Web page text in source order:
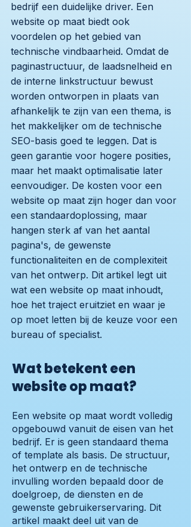
bedrijf een duidelijke driver. Een
website op maat biedt ook
voordelen op het gebied van
technische vindbaarheid. Omdat de
paginastructuur, de laadsnelheid en
de interne linkstructuur bewust
worden ontworpen in plaats van
afhankelijk te zijn van een thema, is
het makkelijker om de technische
SEO-basis goed te leggen. Dat is
geen garantie voor hogere posities,
maar het maakt optimalisatie later
eenvoudiger. De kosten voor een
website op maat zijn hoger dan voor
een standaardoplossing, maar
hangen sterk af van het aantal
pagina's, de gewenste
functionaliteiten en de complexiteit
van het ontwerp. Dit artikel legt uit
wat een website op maat inhoudt,
hoe het traject eruitziet en waar je
op moet letten bij de keuze voor een
bureau of specialist.
Wat betekent een
website op maat?
Een website op maat wordt volledig
opgebouwd vanuit de eisen van het
bedrijf. Er is geen standaard thema
of template als basis. De structuur,
het ontwerp en de technische
invulling worden bepaald door de
doelgroep, de diensten en de
gewenste gebruikerservaring. Dit
artikel maakt deel uit van de